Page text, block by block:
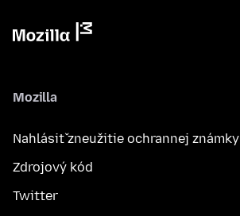
Mozilla
Nahlásiť zneužitie ochrannej známky
Zdrojový kód
Twitter